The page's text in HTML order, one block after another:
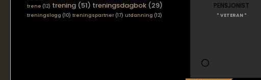
PENSJONIST
* VETERAN *
trene (12) trening (51) treningsdagbok (29)
treningslogg (10) treningspartner (17) utdanning (12)